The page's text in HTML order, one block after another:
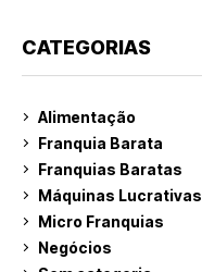
CATEGORIAS
Alimentação
Franquia Barata
Franquias Baratas
Máquinas Lucrativas
Micro Franquias
Negócios